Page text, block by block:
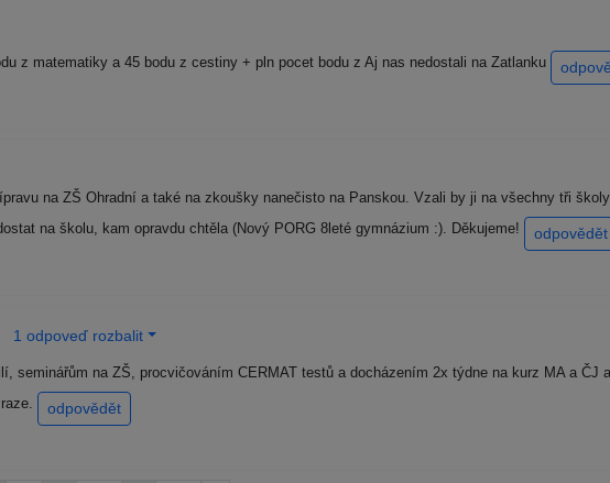
z matematiky a 45 bodu z cestiny + pln pocet bodu z Aj nas nedostali na Zatlanku
na ZŠ Ohradní a také na zkoušky nanečisto na Panskou. Vzali by ji na všechny tři
na školu, kam opravdu chtěla (Nový PORG 8leté gymnázium :). Děkujeme!
odpovědět
1 odpoveď rozbalit
seminářům na ZŠ, procvičováním CERMAT testů a docházením 2x týdne na kurz MA a ČJ
odpovědět